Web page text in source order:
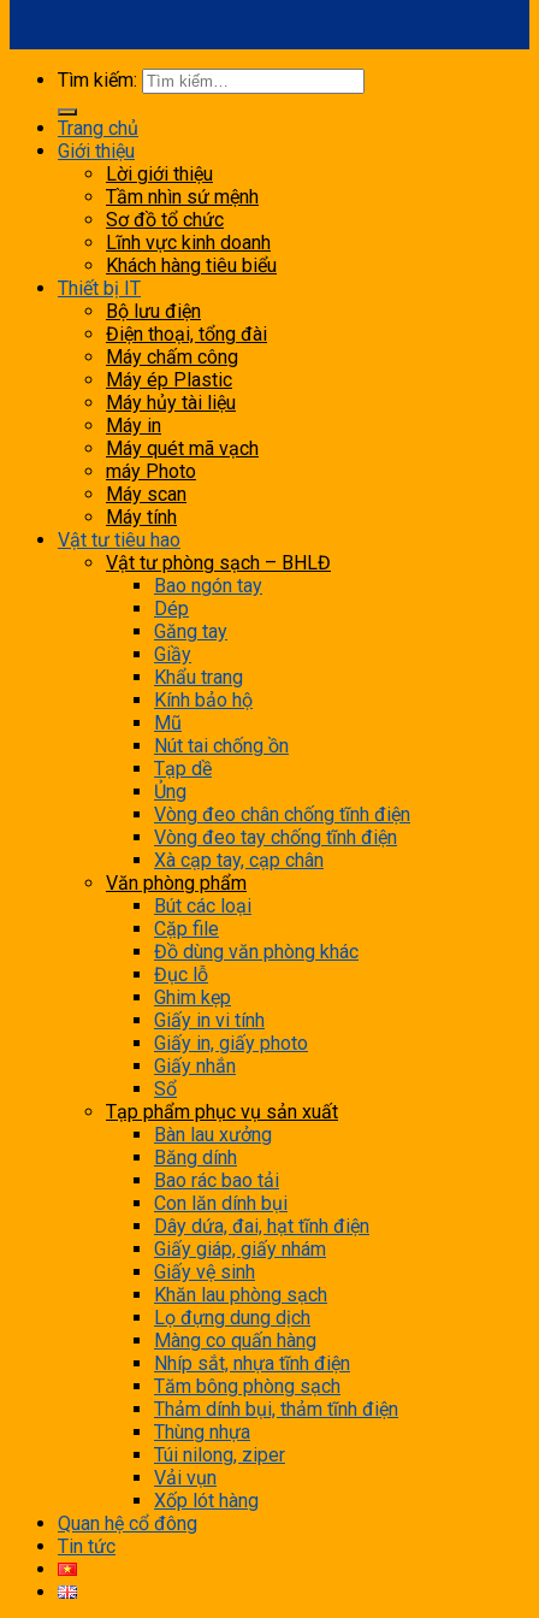
Tìm kiếm:
Trang chủ
Giới thiệu
Lời giới thiệu
Tầm nhìn sứ mệnh
Sơ đồ tổ chức
Lĩnh vực kinh doanh
Khách hàng tiêu biểu
Thiết bị IT
Bộ lưu điện
Điện thoại, tổng đài
Máy chấm công
Máy ép Plastic
Máy hủy tài liệu
Máy in
Máy quét mã vạch
máy Photo
Máy scan
Máy tính
Vật tư tiêu hao
Vật tư phòng sạch – BHLĐ
Bao ngón tay
Dép
Găng tay
Giầy
Khẩu trang
Kính bảo hộ
Mũ
Nút tai chống ồn
Tạp dề
Ủng
Vòng đeo chân chống tĩnh điện
Vòng đeo tay chống tĩnh điện
Xà cạp tay, cạp chân
Văn phòng phẩm
Bút các loại
Cặp file
Đồ dùng văn phòng khác
Đục lỗ
Ghim kẹp
Giấy in vi tính
Giấy in, giấy photo
Giấy nhắn
Sổ
Tạp phẩm phục vụ sản xuất
Bàn lau xưởng
Băng dính
Bao rác bao tải
Con lăn dính bụi
Dây dứa, đai, hạt tĩnh điện
Giấy giáp, giấy nhám
Giấy vệ sinh
Khăn lau phòng sạch
Lọ đựng dung dịch
Màng co quấn hàng
Nhíp sắt, nhựa tĩnh điện
Tăm bông phòng sạch
Thảm dính bụi, thảm tĩnh điện
Thùng nhựa
Túi nilong, ziper
Vải vụn
Xốp lót hàng
Quan hệ cổ đông
Tin tức